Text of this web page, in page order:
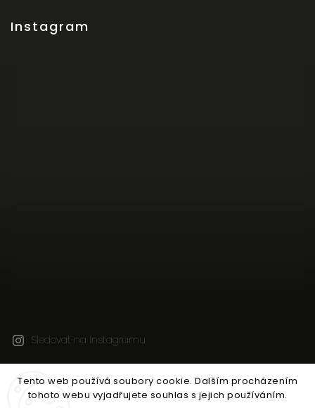
Tento web používá soubory cookie. Dalším procházením
tohoto webu vyjadřujete souhlas s jejich používáním.
Instagram
Sledovat na Instagramu
Copyright 2026Jen tak z lásky. Všechna práva
vyhrazena.